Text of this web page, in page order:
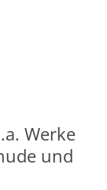
Werke
und